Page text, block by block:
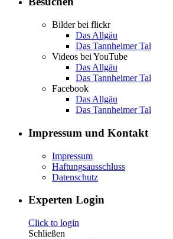
Bilder bei flickr
Das Allgäu
Das Tannheimer Tal
Videos bei YouTube
Das Allgäu
Das Tannheimer Tal
Facebook
Das Allgäu
Das Tannheimer Tal
Impressum und Kontakt
Impressum
Haftungsausschluss
Datenschutz
Experten Login
Click to login
Schließen